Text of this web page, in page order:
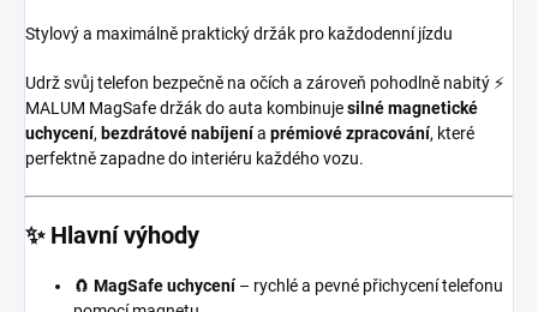
Stylový a maximálně praktický držák pro každodenní jízdu
Udrž svůj telefon bezpečně na očích a zároveň pohodlně nabitý ⚡
MALUM MagSafe držák do auta kombinujesilné magnetické
uchycení, bezdrátové nabíjenía prémiové zpracování, které
perfektně zapadne do interiéru každého vozu.
✨ Hlavní výhody
🧲 MagSafe uchycení– rychlé a pevné přichycení telefonu